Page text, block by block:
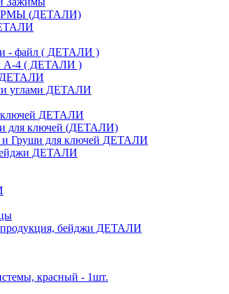
(ДЕТАЛИ)
- файл ( ДЕТАЛИ )
А-4 ( ДЕТАЛИ )
ДЕТАЛИ
углами ДЕТАЛИ
ключей ДЕТАЛИ
для ключей (ДЕТАЛИ)
и Груши для ключей ДЕТАЛИ
ДЕТАЛИ
продукция, бейджи ДЕТАЛИ
красный - 1шт.